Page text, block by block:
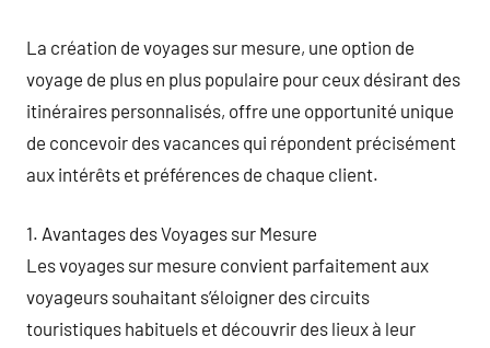
La création de voyages sur mesure, une option de
voyage de plus en plus populaire pour ceux désirant des
itinéraires personnalisés, offre une opportunité unique
de concevoir des vacances qui répondent précisément
aux intérêts et préférences de chaque client.
1. Avantages des Voyages sur Mesure
Les voyages sur mesure convient parfaitement aux
voyageurs souhaitant s’éloigner des circuits
touristiques habituels et découvrir des lieux à leur